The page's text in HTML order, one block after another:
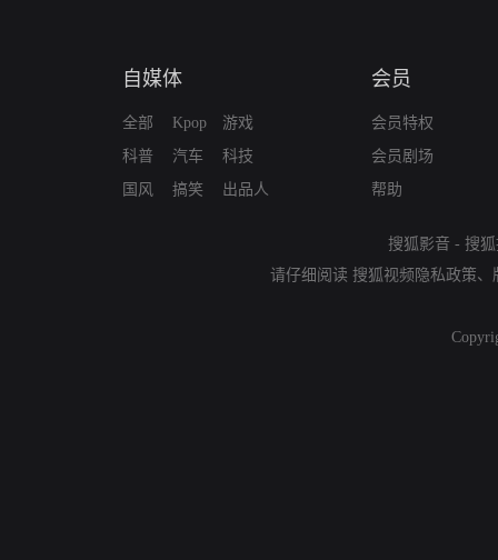
自媒体
全部
科普
国风
Kpop
汽车
搞笑
游戏
科技
出品人
会员
会员特权
会员剧场
帮助
搜狐影音 - 搜
请仔细阅读 搜狐视频隐私政策、